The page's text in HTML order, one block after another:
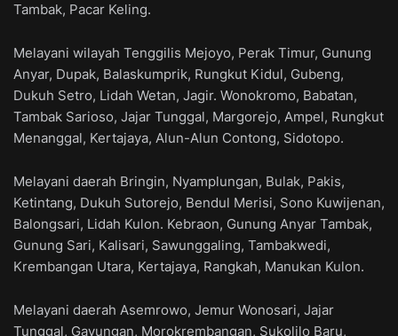
Tambak, Pacar Keling.
Melayani wilayah Tenggilis Mejoyo, Perak Timur, Gunung
Anyar, Dupak, Balaskumprik, Rungkut Kidul, Gubeng,
Dukuh Setro, Lidah Wetan, Jagir. Wonokromo, Babatan,
Tambak Sarioso, Jajar Tunggal, Margorejo, Ampel, Rungkut
Menanggal, Kertajaya, Alun-Alun Contong, Sidotopo.
Melayani daerah Bringin, Nyamplungan, Bulak, Pakis,
Ketintang, Dukuh Sutorejo, Bendul Merisi, Sono Kuwijenan,
Balongsari, Lidah Kulon. Kebraon, Gunung Anyar Tambak,
Gunung Sari, Kalisari, Sawunggaling, Tambakwedi,
Krembangan Utara, Kertajaya, Rangkah, Manukan Kulon.
Melayani daerah Asemrowo, Jemur Wonosari, Jajar
Tunggal, Gayungan, Morokrembangan, Sukolilo Baru,